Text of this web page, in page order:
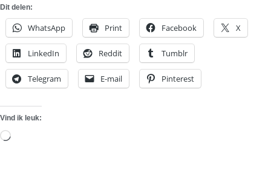
Dit delen:
WhatsApp Print Facebook X
LinkedIn Reddit Tumblr
Telegram E-mail Pinterest
Vind ik leuk:
Aan